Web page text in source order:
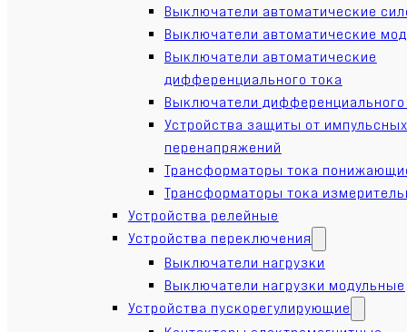
Выключатели автоматические
Выключатели автоматические
Выключатели автоматические
дифференциального тока
Выключатели дифференциального
Устройства защиты от импульсных
перенапряжений
Трансформаторы тока
Трансформаторы тока
Устройства релейные
Устройства переключения
Выключатели нагрузки
Выключатели нагрузки модульные
Устройства пускорегулирующие